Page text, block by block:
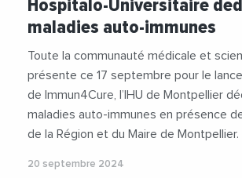
#PhilippeAuge
#Recherche
#RechercheMedicale
#Sante
#UniversiteDeMontpellier
Hospitalo-Universitaire
maladies auto-immunes
Toute la communauté médicale et
présente ce 17 septembre pour le
de Immun4Cure, l’IHU de Montpellier
maladies auto-immunes en présence
de la Région et du Maire de Montpellier.
20 septembre 2024